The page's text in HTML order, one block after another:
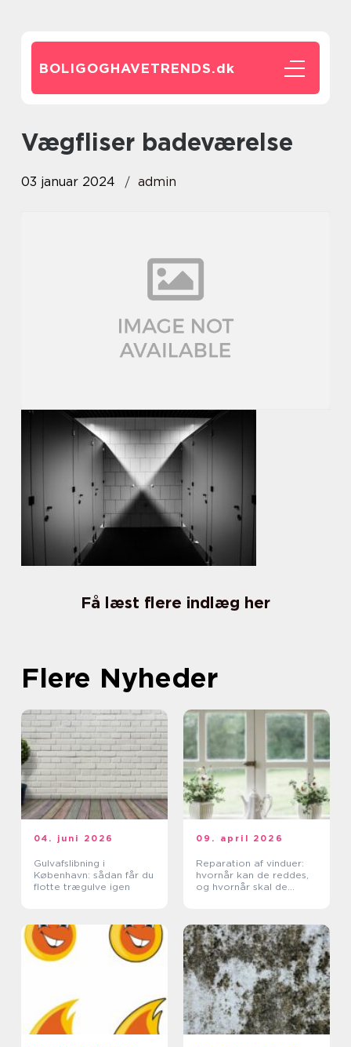
BOLIGOGHAVETRENDS.dk
vægfliser badeværelse
03 januar 2024 admin
Få læst flere indlæg her
Flere Nyheder
04. juni 2026
Gulvafslibning i
København: sådan får du
flotte trægulve igen
09. april 2026
Reparation af vinduer:
hvornår kan de reddes,
og hvornår skal de